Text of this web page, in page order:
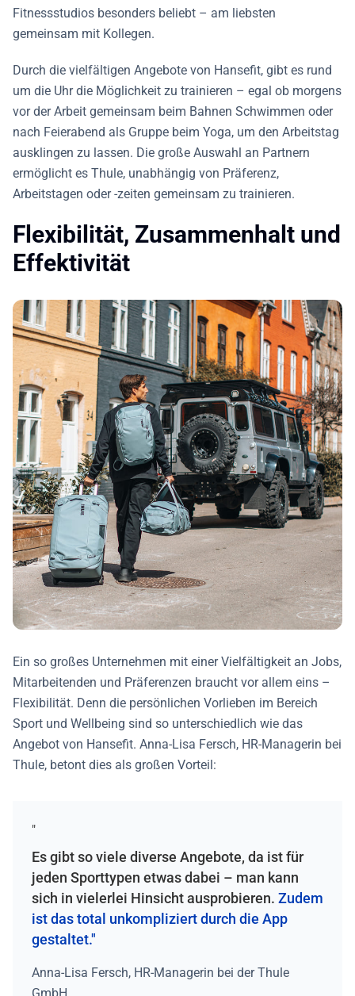
Fitnessstudios besonders beliebt – am liebsten
gemeinsam mit Kollegen.
Durch die vielfältigen Angebote von Hansefit, gibt es rund
um die Uhr die Möglichkeit zu trainieren – egal ob morgens
vor der Arbeit gemeinsam beim Bahnen Schwimmen oder
nach Feierabend als Gruppe beim Yoga, um den Arbeitstag
ausklingen zu lassen. Die große Auswahl an Partnern
ermöglicht es Thule, unabhängig von Präferenz,
Arbeitstagen oder -zeiten gemeinsam zu trainieren.
Flexibilität, Zusammenhalt und
Effektivität
Ein so großes Unternehmen mit einer Vielfältigkeit an Jobs,
Mitarbeitenden und Präferenzen braucht vor allem eins –
Flexibilität. Denn die persönlichen Vorlieben im Bereich
Sport und Wellbeing sind so unterschiedlich wie das
Angebot von Hansefit. Anna-Lisa Fersch, HR-Managerin bei
Thule, betont dies als großen Vorteil:
"
Es gibt so viele diverse Angebote, da ist für
jeden Sporttypen etwas dabei – man kann
sich in vielerlei Hinsicht ausprobieren. Zudem
ist das total unkompliziert durch die App
gestaltet."
Anna-Lisa Fersch, HR-Managerin bei der Thule